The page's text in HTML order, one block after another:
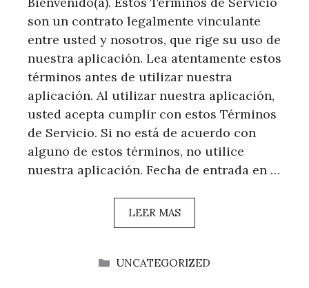
son un contrato legalmente vinculante
entre usted y nosotros, que rige su uso de
nuestra aplicación. Lea atentamente estos
términos antes de utilizar nuestra
aplicación. Al utilizar nuestra aplicación,
usted acepta cumplir con estos Términos
de Servicio. Si no está de acuerdo con
alguno de estos términos, no utilice
nuestra aplicación. Fecha de entrada en …
LEER MAS
CATEGORÍAS
UNCATEGORIZED